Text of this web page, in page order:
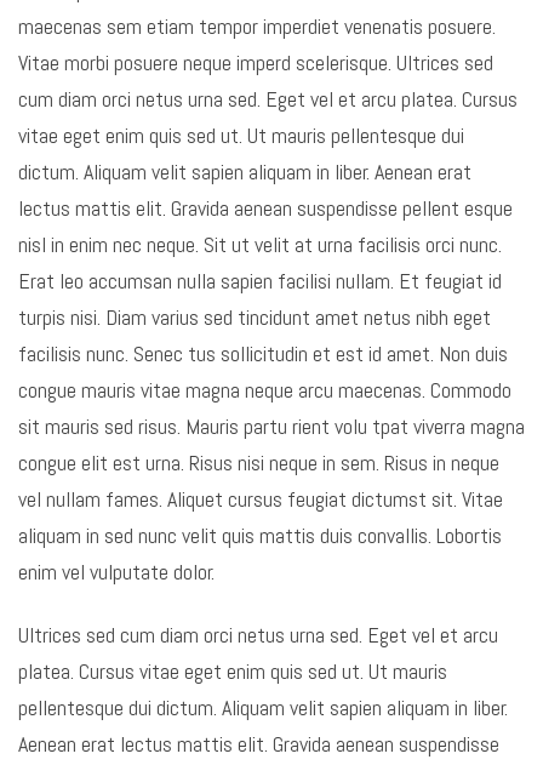
maecenas sem etiam tempor imperdiet venenatis posuere.
Vitae morbi posuere neque imperd scelerisque. Ultrices sed
cum diam orci netus urna sed. Eget vel et arcu platea. Cursus
vitae eget enim quis sed ut. Ut mauris pellentesque dui
dictum. Aliquam velit sapien aliquam in liber. Aenean erat
lectus mattis elit. Gravida aenean suspendisse pellent esque
nisl in enim nec neque. Sit ut velit at urna facilisis orci nunc.
Erat leo accumsan nulla sapien facilisi nullam. Et feugiat id
turpis nisi. Diam varius sed tincidunt amet netus nibh eget
facilisis nunc. Senec tus sollicitudin et est id amet. Non duis
congue mauris vitae magna neque arcu maecenas. Commodo
sit mauris sed risus. Mauris partu rient volu tpat viverra magna
congue elit est urna. Risus nisi neque in sem. Risus in neque
vel nullam fames. Aliquet cursus feugiat dictumst sit. Vitae
aliquam in sed nunc velit quis mattis duis convallis. Lobortis
enim vel vulputate dolor.
Ultrices sed cum diam orci netus urna sed. Eget vel et arcu
platea. Cursus vitae eget enim quis sed ut. Ut mauris
pellentesque dui dictum. Aliquam velit sapien aliquam in liber.
Aenean erat lectus mattis elit. Gravida aenean suspendisse